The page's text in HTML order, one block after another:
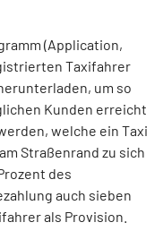
(Application,
Taxifahrer
um so
Kunden erreicht
welche ein Taxi
Straßenrand zu sich
des
auch sieben
als Provision.